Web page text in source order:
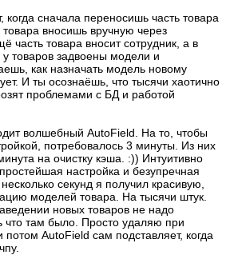
когда сначала переносишь часть товара
вносишь вручную через
часть товара вносит сотрудник, а в
у товаров задвоены модели и
как назначать модель новому
И ты осознаёшь, что тысячи хаотично
проблемами с БД и работой
волшебный AutoField. На то, чтобы
потребовалось 3 минуты. Из них
на очистку кэша. :)) Интуитивно
настройка и безупречная
секунд я получил красивую,
моделей товара. На тысячи штук.
новых товаров не надо
что там было. Просто удаляю при
AutoField сам подставляет, когда